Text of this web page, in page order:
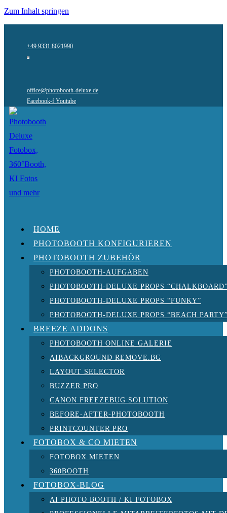
Zum Inhalt springen
+49 9331 8021990
office@photobooth-deluxe.de
Facebook-f Youtube
HOME
PHOTOBOOTH KONFIGURIEREN
PHOTOBOOTH ZUBEHÖR
PHOTOBOOTH-AUFGABEN
PHOTOBOOTH-DELUXE PROPS
PHOTOBOOTH-DELUXE PROPS “FUNKY”
PHOTOBOOTH-DELUXE PROPS “BEACH
BREEZE ADDONS
PHOTOBOOTH ONLINE GALERIE
AIBACKGROUND REMOVE.BG
LAYOUT SELECTOR
BUZZER PRO
CANON FREEZEBUG SOLUTION
BEFORE-AFTER-PHOTOBOOTH
PRINTCOUNTER PRO
FOTOBOX & CO MIETEN
FOTOBOX MIETEN
360BOOTH
FOTOBOX-BLOG
AI PHOTO BOOTH / KI FOTOBOX